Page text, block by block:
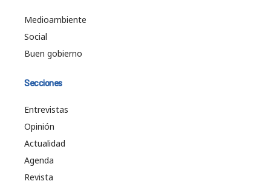
Medioambiente
Social
Buen gobierno
Secciones
Entrevistas
Opinión
Actualidad
Agenda
Revista